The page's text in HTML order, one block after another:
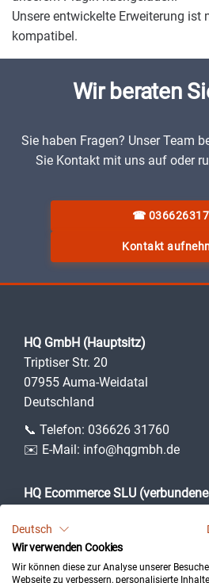
Unsere entwickelte Erweiterung ist
kompatibel.
Wir beraten
Sie haben Fragen? Unser Team
Sie Kontakt mit uns auf oder
☎
Kontakt
HQ GmbH (Hauptsitz)
Triptiser Str. 20
07955 Auma-Weidatal
Deutschland
📞 Telefon: 036626 31760
✉️ E-Mail: info@hqgmbh.de
HQ Ecommerce SLU
07360 Lloseta (Illes Balears)
Spanien
Deutsch
Wir verwenden Cookies
Wir können diese zur Analyse unserer
Webseite zu verbessern, personalisierte